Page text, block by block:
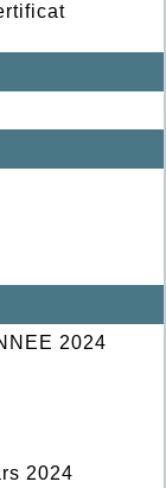
2024
2024